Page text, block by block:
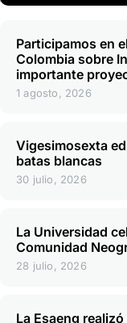
Participamos en
Colombia sobre
importante
1 agosto, 2026
Vigesimosexta
batas blancas
30 julio, 2026
La Universidad
Comunidad
28 julio, 2026
La Esaeng